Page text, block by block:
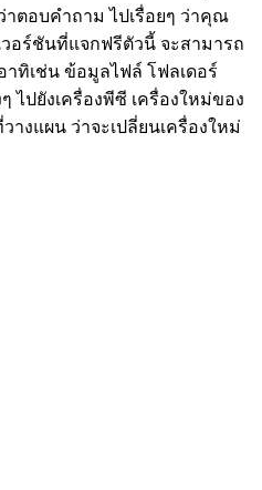
าตอบคำถาม ไปเรื่อยๆ ว่าคุณ
วอร์ชันที่แจกฟรีตัวนี้ จะสามารถ
าทิเช่น ข้อมูลไฟล์ โฟลเดอร์
ไปยังเครื่องพีซี เครื่องใหม่ของ
งแผน ว่าจะเปลี่ยนเครื่องใหม่